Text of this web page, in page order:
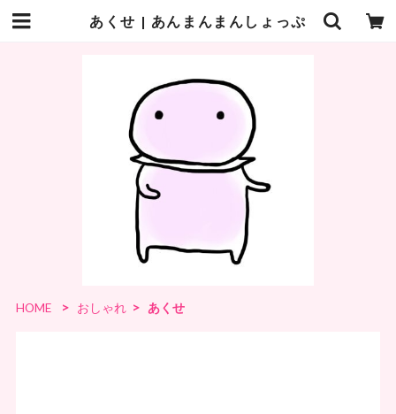
あくせ | あんまんまんしょっぷ
HOME おしゃれ あくせ